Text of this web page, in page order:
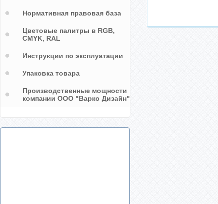
Нормативная правовая база
Цветовые палитры в RGB,
CMYK, RAL
Инструкции по эксплуатации
Упаковка товара
Производственные мощности
компании ООО "Варко Дизайн"